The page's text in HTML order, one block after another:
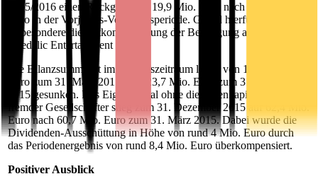
2015/2016 einen Rückgang auf 19,9 Mio. Euro nach 21,8 Mio.
Euro in der Vorjahres-Vergleichsperiode. Grund hierfür war
insbesondere die Entkonsolidierung der Beteiligung an der
Daedalic Entertainment GmbH.
Die Bilanzsumme ist im Berichtszeitraum leicht von 124,3 Mio.
Euro zum 31. März 2015 auf 123,7 Mio. Euro zum 31. Dezember
2015 gesunken. Das Eigenkapital ohne die Eigenkapitalanteile
fremder Gesellschafter stieg zum 31. Dezember 2015 auf 62,4 Mio.
Euro nach 60,7 Mio. Euro zum 31. März 2015. Dabei wurde die
Dividenden-Ausschüttung in Höhe von rund 4 Mio. Euro durch
das Periodenergebnis von rund 8,4 Mio. Euro überkompensiert.
Positiver Ausblick